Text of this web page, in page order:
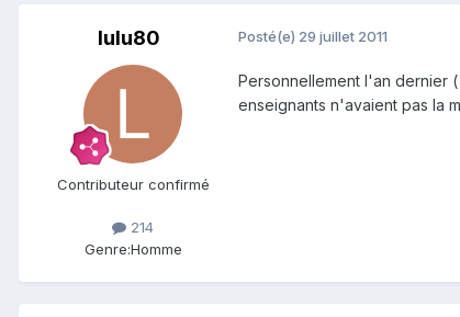
lulu80
Contributeur confirmé
214
Genre:Homme
Posté(e) 29 juillet 2011
Personnellement l'an dernier
enseignants n'avaient pas la